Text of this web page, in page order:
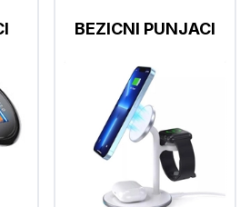
BEZICNI PUNJACI